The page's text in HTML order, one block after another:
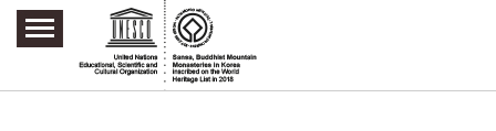
주요메뉴 바로가기
본문 바로가기
하단메뉴 바로가기